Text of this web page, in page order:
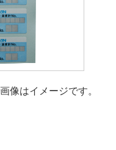
像はイメージです。